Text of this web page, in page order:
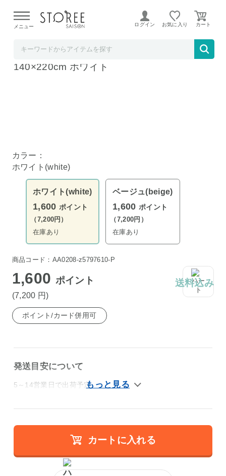
よる配送遅延が発生しております。
メニュー ログイン お気に入り
テーブルクロス レース 撥水加工 長方形・大
140×220cm ホワイト
カラー：
ホワイト(white)
ホワイト(white)
1,600 ポイント
（7,200円）
在庫あり
ベージュ(beige)
1,600 ポイント
（7,200円）
在庫あり
商品コード：AA0208-z5797610-P
1,600 ポイント
(7,200 円)
送料込み
ポイント/カード併用可
発送目安について
5～14営業日で出荷予定
カートに入れる